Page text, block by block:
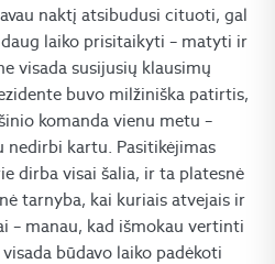
naktį atsibudusi cituoti, gal
laiko prisitaikyti – matyti ir
visada susijusių klausimų
buvo milžiniška patirtis,
komanda vienu metu –
kartu. Pasitikėjimas
dirba visai šalia, ir ta platesnė
tarnyba, kai kuriais atvejais ir
– manau, kad išmokau vertinti
būdavo laiko padėkoti